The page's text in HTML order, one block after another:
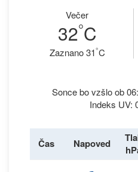
Večer
32°C
Zaznano 31°C
Sonce bo vzšlo ob
Indeks UV:
Čas Napoved